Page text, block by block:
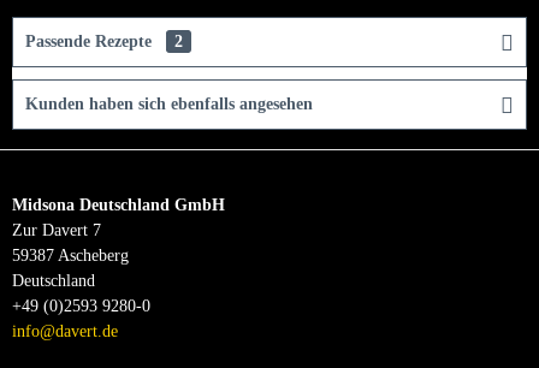
Passende Rezepte 2
Kunden haben sich ebenfalls angesehen
Midsona Deutschland GmbH
Zur Davert 7
59387 Ascheberg
Deutschland
+49 (0)2593 9280-0
info@davert.de